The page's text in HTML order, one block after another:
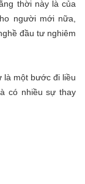
thời này là của
người mới nữa,
đầu tư nghiêm
là một bước đi liều
có nhiều sự thay